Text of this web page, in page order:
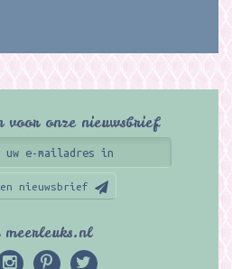
onze nieuwsbrief
nieuwsbrief